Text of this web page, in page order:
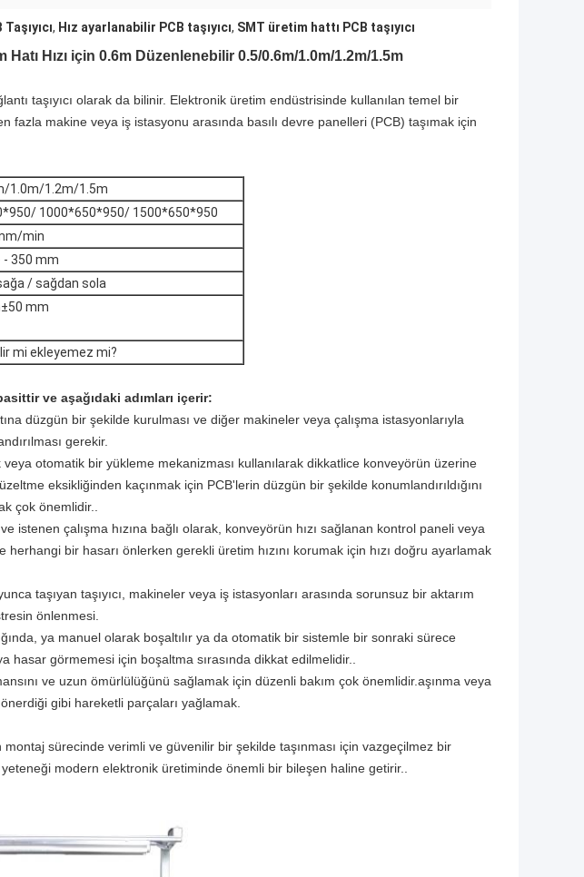
, Hız ayarlanabilir PCB taşıyıcı, SMT üretim hattı PCB taşıyıcı
Hatı Hızı için 0.6m Düzenlenebilir 0.5/0.6m/1.0m/1.2m/1.5m
taşıyıcı olarak da bilinir. Elektronik üretim endüstrisinde kullanılan temel bir
fazla makine veya iş istasyonu arasında basılı devre panelleri (PCB) taşımak için
1.0m/1.2m/1.5m
1000*650*950/ 1500*650*950
min
- 350 mm
/ sağdan sola
mm
mi ekleyemez mi?
ve aşağıdaki adımları içerir:
düzgün bir şekilde kurulması ve diğer makineler veya çalışma istasyonlarıyla
gerekir.
otomatik bir yükleme mekanizması kullanılarak dikkatlice konveyörün üzerine
eksikliğinden kaçınmak için PCB'lerin düzgün bir şekilde konumlandırıldığını
çok önemlidir..
istenen çalışma hızına bağlı olarak, konveyörün hızı sağlanan kontrol paneli veya
bir hasarı önlerken gerekli üretim hızını korumak için hızı doğru ayarlamak
taşıyan taşıyıcı, makineler veya iş istasyonları arasında sorunsuz bir aktarım
önlenmesi.
ya manuel olarak boşaltılır ya da otomatik bir sistemle bir sonraki sürece
hasar görmemesi için boşaltma sırasında dikkat edilmelidir..
ve uzun ömürlülüğünü sağlamak için düzenli bakım çok önemlidir.aşınma veya
gibi hareketli parçaları yağlamak.
montaj sürecinde verimli ve güvenilir bir şekilde taşınması için vazgeçilmez bir
modern elektronik üretiminde önemli bir bileşen haline getirir..